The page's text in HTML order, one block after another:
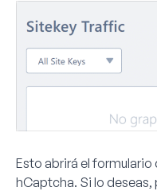
Esto abrirá el
hCaptcha. Si lo deseas,